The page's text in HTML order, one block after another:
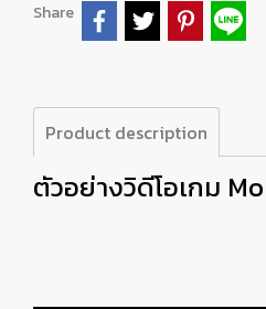
Share
Product description
ตัวอย่างวิดีโอเกม